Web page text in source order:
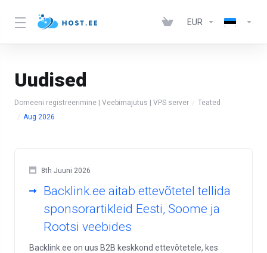
EUR
Uudised
Domeeni registreerimine | Veebimajutus | VPS server
Teated
Aug 2026
8th Juuni 2026
Backlink.ee aitab ettevõtetel tellida
sponsorartikleid Eesti, Soome ja
Rootsi veebides
Backlink.ee on uus B2B keskkond ettevõtetele, kes